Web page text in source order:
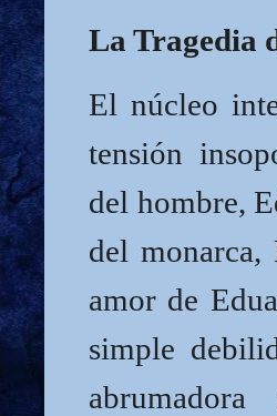
La Tragedia
El núcleo
tensión
del hombre,
del
amor de
simple